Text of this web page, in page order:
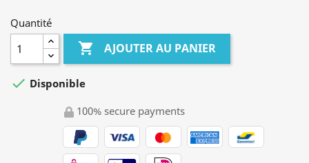
Quantité
 AJOUTER AU PANIER
 Disponible
100% secure payments